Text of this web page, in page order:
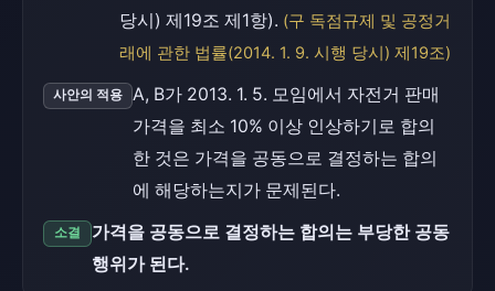
당시) 제19조 제1항). (구 독점규제 및 공정거
래에 관한 법률(2014. 1. 9. 시행 당시) 제19조)
사안의 적용
A, B가 2013. 1. 5. 모임에서 자전거 판매
가격을 최소 10% 이상 인상하기로 합의
한 것은 가격을 공동으로 결정하는 합의
에 해당하는지가 문제된다.
소결
가격을 공동으로 결정하는 합의는 부당한 공동
행위가 된다.